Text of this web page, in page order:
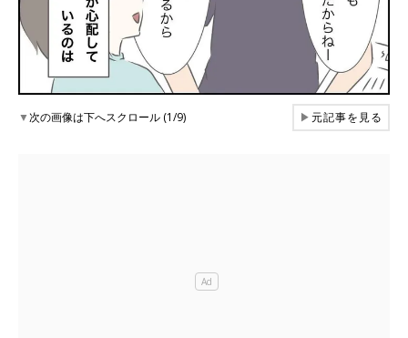
▼次の画像は下へスクロール (1/9) ▶元記事を見る